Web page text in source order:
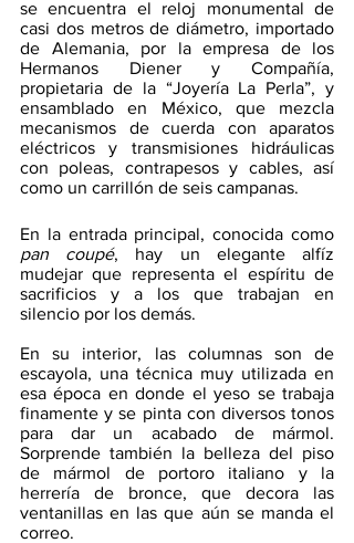
se encuentra el reloj monumental de
casi dos metros de diámetro, importado
de Alemania, por la empresa de los
Hermanos Diener y Compañía,
propietaria de la “Joyería La Perla”, y
ensamblado en México, que mezcla
mecanismos de cuerda con aparatos
eléctricos y transmisiones hidráulicas
con poleas, contrapesos y cables, así
como un carrillón de seis campanas.
pan coupé, hay un elegante alfíz
mudejar que representa el espíritu de
sacrificios y a los que trabajan en
silencio por los demás.
En su interior, las columnas son de
escayola, una técnica muy utilizada en
esa época en donde el yeso se trabaja
finamente y se pinta con diversos tonos
para dar un acabado de mármol.
Sorprende también la belleza del piso
de mármol de portoro italiano y la
herrería de bronce, que decora las
ventanillas en las que aún se manda el
correo.